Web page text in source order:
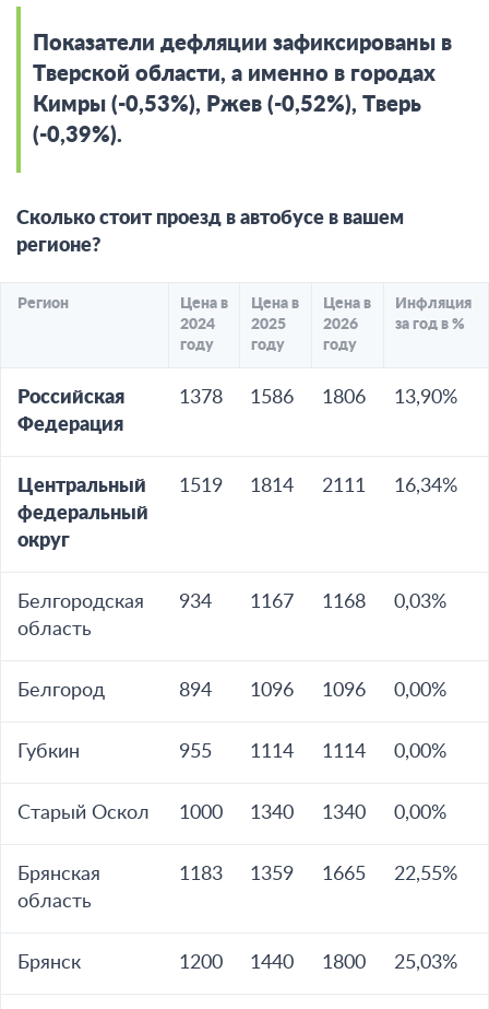
Показатели дефляции зафиксированы в
Тверской области, а именно в городах
Кимры (-0,53%), Ржев (-0,52%), Тверь
(-0,39%).
Сколько стоит проезд в автобусе в вашем
регионе?
Регион
Цена в
2024
году
Цена в
2025
году
Цена в
2026
году
Инфляция
за год в %
Российская
Федерация
1378 1586 1806 13,90%
Центральный
федеральный
округ
1519 1814 2111 16,34%
Белгородская
область
934 1167 1168 0,03%
Белгород 894 1096 1096 0,00%
Губкин 955 1114 1114 0,00%
Старый Оскол 1000 1340 1340 0,00%
Брянская
область
1183 1359 1665 22,55%
Брянск 1200 1440 1800 25,03%